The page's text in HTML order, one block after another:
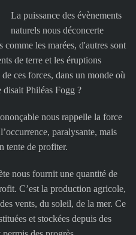
La puissance des évènements
naturels nous déconcerte
comme les marées, d'autres sont
de terre et les éruptions
ces forces, dans un monde où
disait Philéas Fogg ?
nous rappelle la force
paralysante, mais
tente de profiter.
nous fournit une quantité de
C’est la production agricole,
vents, du soleil, de la mer. Ce
et stockées depuis des